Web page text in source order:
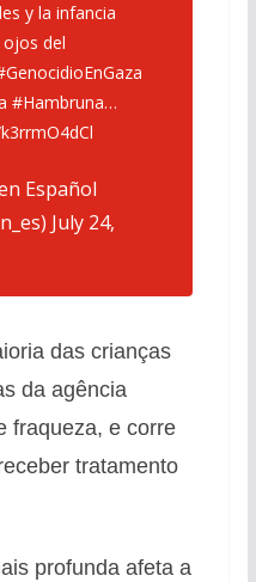
y la infancia
del
#Hambruna…
Español
July 24,
das crianças
da agência
fraqueza, e corre
tratamento
profunda afeta a